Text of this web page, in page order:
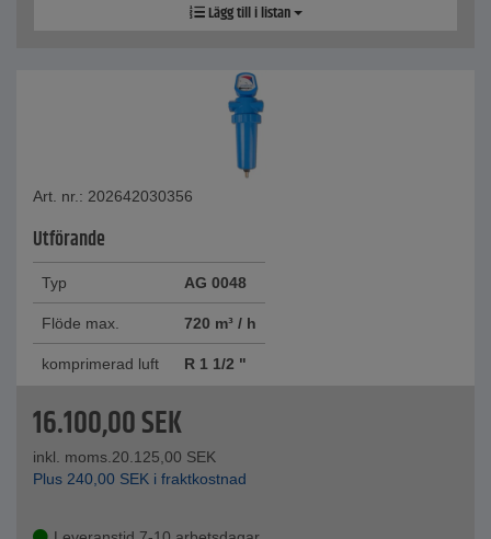
Lägg till i listan
Art. nr.: 202642030356
Utförande
Typ AG 0048
Flöde max. 720 m³ / h
komprimerad luft R 1 1/2 "
16.100,00SEK
inkl. moms.20.125,00 SEK
Plus 240,00 SEK i fraktkostnad